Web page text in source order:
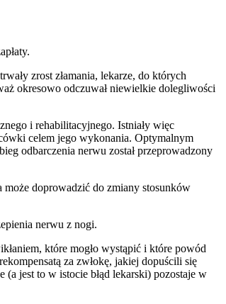
zrost złamania, lekarze, do których
okresowo odczuwał niewielkie dolegliwości
i rehabilitacyjnego. Istniały więc
celem jego wykonania. Optymalnym
odbarczenia nerwu został przeprowadzony
może doprowadzić do zmiany stosunków
nerwu z nogi.
które mogło wystąpić i które powód
za zwłokę, jakiej dopuścili się
jest to w istocie błąd lekarski) pozostaje w